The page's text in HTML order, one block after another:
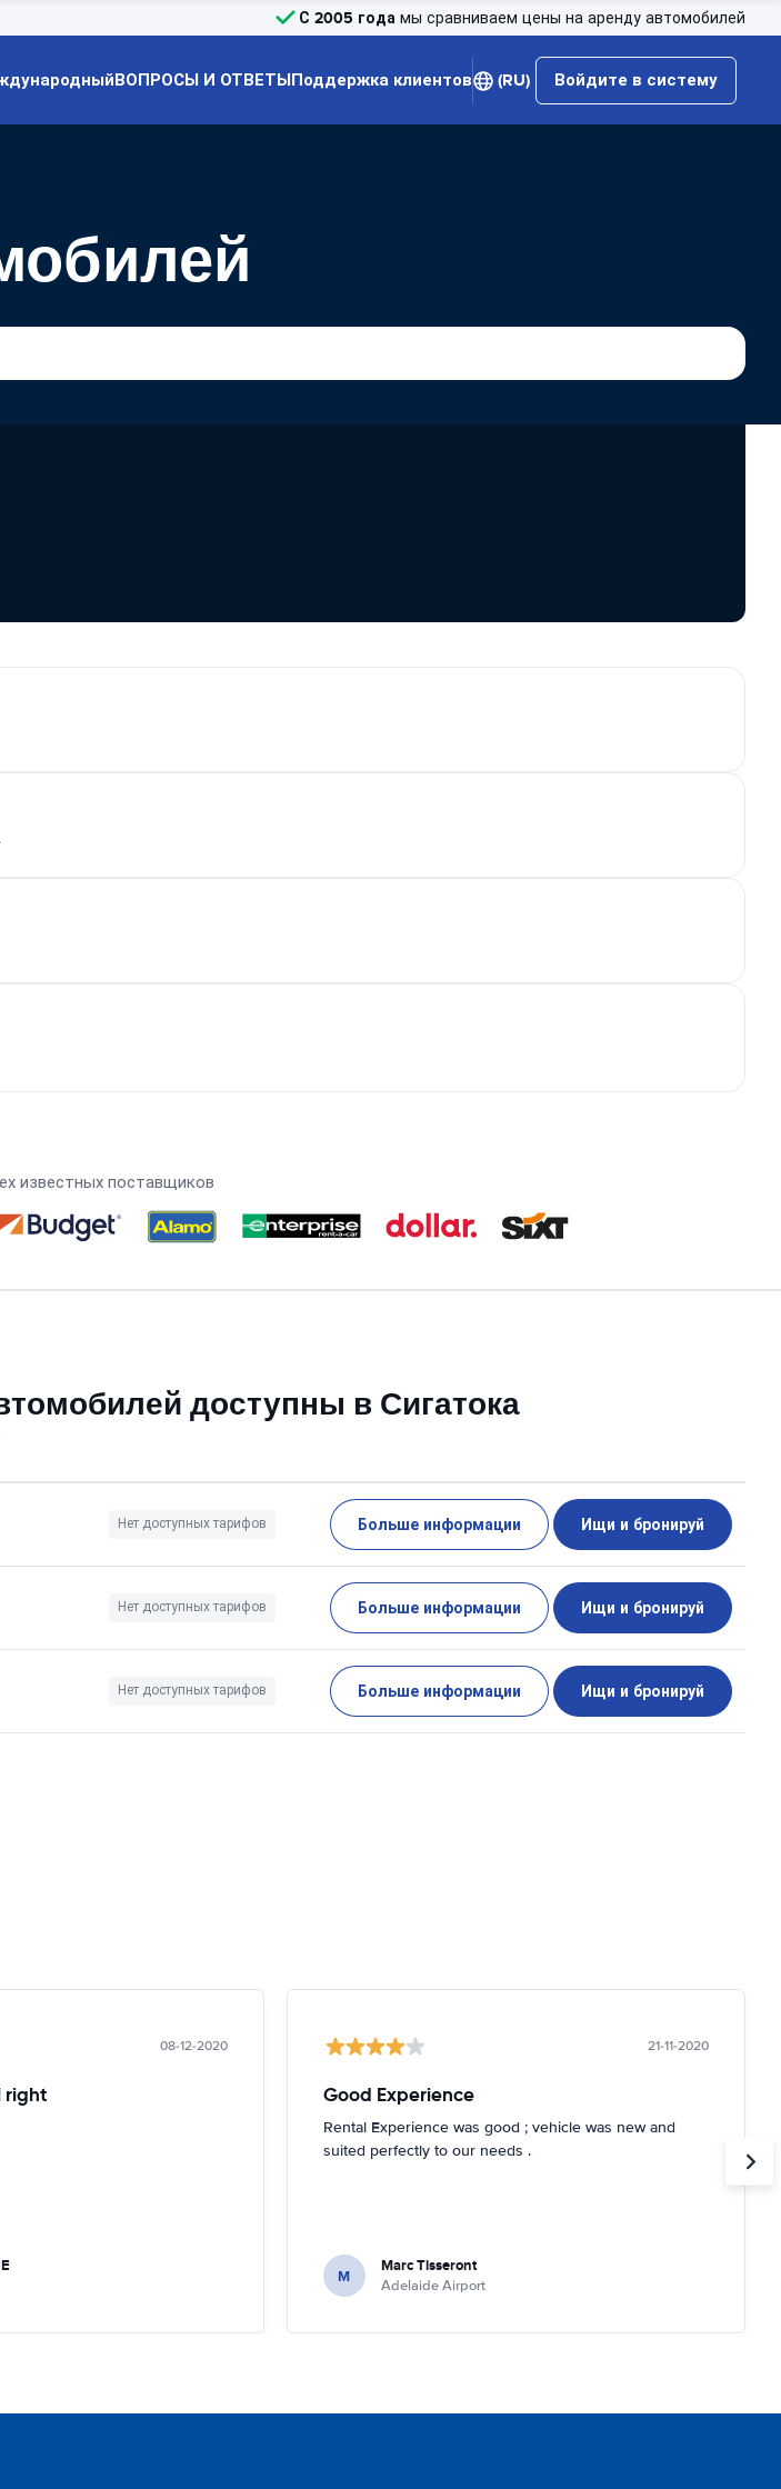
С 2005 года мы сравниваем цены на аренду автомобилей
ВОПРОСЫ И ОТВЕТЫПоддержка клиентов (RU) Войдите в систему
известных поставщиков
доступны в Сигатока
Нет доступных тарифов Больше информации Ищи и бронируй
Нет доступных тарифов Больше информации Ищи и бронируй
Нет доступных тарифов Больше информации Ищи и бронируй
08-12-2020
right
21-11-2020
Good Experience
Rental Experience was good ; vehicle was new and
suited perfectly to our needs .
M Marc Tisseront
Adelaide Airport